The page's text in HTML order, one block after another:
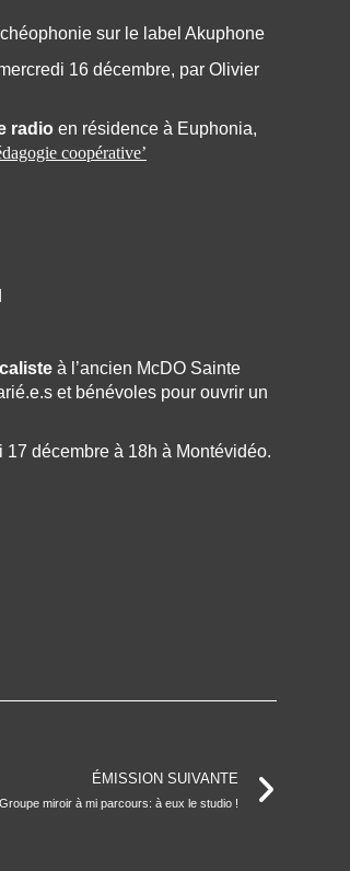
sur le label Akuphone
16 décembre, par Olivier
radio en résidence à Euphonia,
coopérative’
à l’ancien McDO Sainte
et bénévoles pour ouvrir un
décembre à 18h à Montévidéo.
ÉMISSION SUIVANTE
Groupe miroir à mi parcours: à eux le studio !